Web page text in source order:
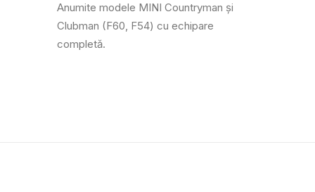
Anumite modele MINI Countryman și
Clubman (F60, F54) cu echipare
completă.